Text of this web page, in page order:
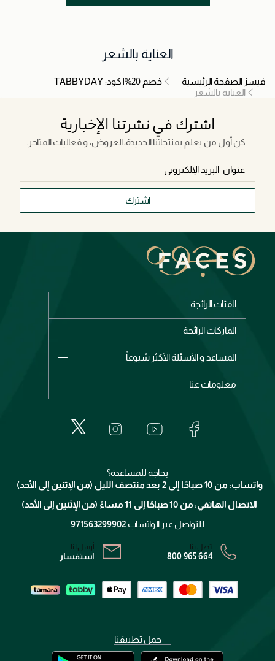
العناية بالشعر
فيسز الصفحة الرئيسية
خصم 20%| كود: TABBYDAY
العناية بالشعر
اشترك في نشرتنا الإخبارية
كن أول من يعلم بمنتجاتنا الجديدة، العروض، و فعاليات المتاجر.
اشترك
الفئات الرائجة
الأكثر مبيعاً
اشترِ بطاقة هدية
الماركات الرائجة
بربري
إيف سان لوران
المساعد و الأسئلة الأكثر شيوعاً
الإرجاع
معلومات عنا
خدمات المعارض
برنامج الولاء ميوز
الشروط و الأحكام
سياسة الخصوصية
بحاجة للمساعدة؟
واتساب: من 10 صباحًا إلى 2 بعد منتصف الليل (من الإثنين إلى الأحد)
الاتصال الهاتفي: من 10 صباحًا إلى 11 مساءً (من الإثنين إلى الأحد)
للتواصل عبر الواتساب 971563299902
اتصل بنا:
800 965 664
أرسل لنا:
استفسار
حمل تطبيقنا